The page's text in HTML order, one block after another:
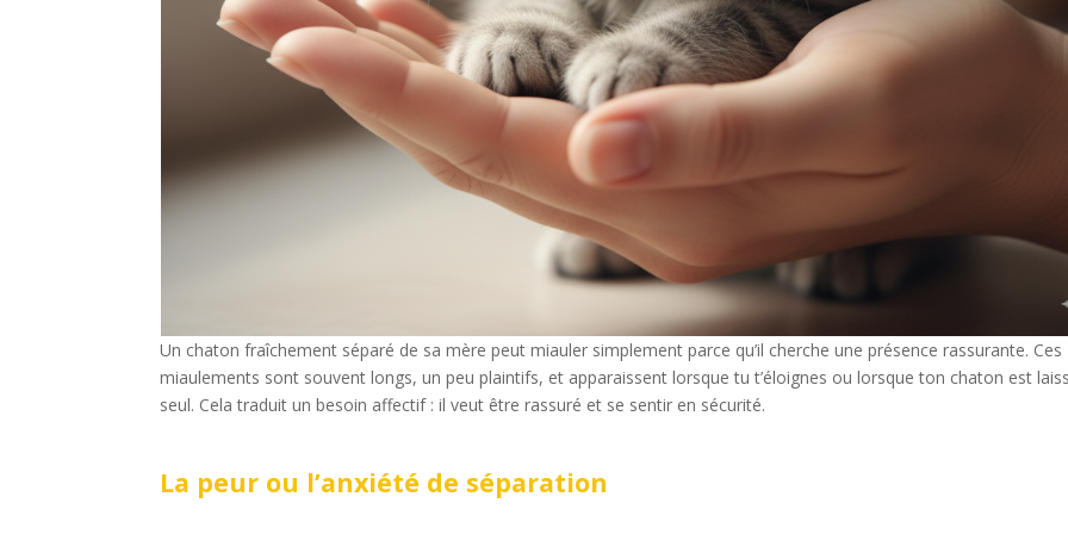
Un chaton fraîchement séparé de sa mère peut miauler simplement parce qu’il cherche une présence rassurante. Ces
miaulements sont souvent longs, un peu plaintifs, et apparaissent lorsque tu t’éloignes ou lorsque ton chaton est
seul. Cela traduit un besoin affectif : il veut être rassuré et se sentir en sécurité.
La peur ou l’anxiété de séparation